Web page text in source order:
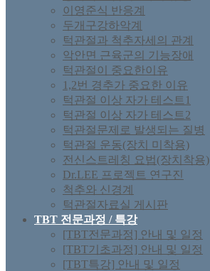
이영준식 반응계
두개구강하악계
턱관절과 척추자세의 관계
악안면 근육군의 기능장애
턱관절이 중요한이유
1,2번 경추가 중요한 이유
턱관절 이상 자가 테스트1
턱관절 이상 자가 테스트2
턱관절문제로 발생되는 질병
턱관절 운동(장치 미착용)
전신스트레칭 요법(장치착용)
Dr.LEE 프로젝트 연구진
척추와 신경계
턱관절자료실 게시판
TBT 전문과정 / 특강
[TBT전문과정] 안내 및 일정
[TBT기초과정] 안내 및 일정
[TBT특강] 안내 및 일정